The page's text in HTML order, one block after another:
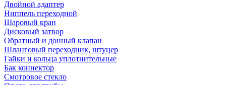
Двойной адаптер
Ниппель переходной
Шаровый кран
Дисковый затвор
Обратный и донный клапан
Шланговый переходник, штуцер
Гайки и кольца уплотнительные
Бак коннектор
Смотровое стекло